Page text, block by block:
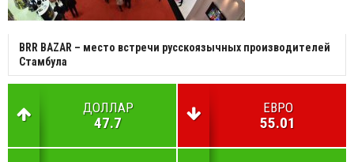
BRR BAZAR – место встречи русскоязычных производителей
Стамбула
ДОЛЛАР
47.7
ЕВРО
55.01